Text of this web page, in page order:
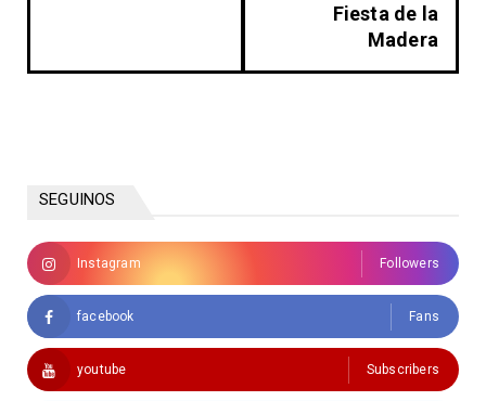
Fiesta de la
Madera
SEGUINOS
Instagram Followers
facebook Fans
youtube Subscribers